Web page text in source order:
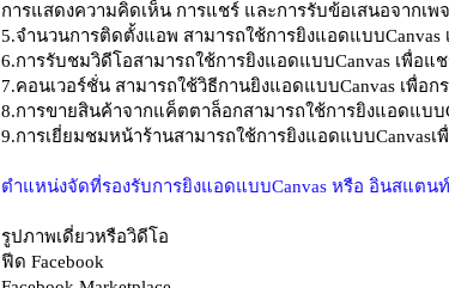
การแสดงความคิดเห็น การแชร์ และการรับข้อเสนอจากเ
5.จำนวนการติดตั้งแอพ สามารถใช้การยิงแอดแบบ
6.การรับชมวิดีโอสามารถใช้การยิงแอดแบบCanvas เพื่
7.คอนเวอร์ชั่น สามารถใช้วิธีกานยิงแอดแบบCanvas เพื่อ
8.การขายสินค้าจากแค็ตตาล็อกสามารถใช้การยิงแอดแบ
9.การเยี่ยมชมหน้าร้านสามารถใช้การยิงแอดแบบ
ตำแหน่งจัดที่รองรับการยิงแอดแบบCanvas หรือ อินสแตน
รูปภาพเดี่ยวหรือวิดีโอ
ฟีด Facebook